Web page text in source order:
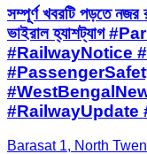
সম্পূর্ণ খবরটি পড়তে
ভাইরাল হ্যাশট্যাগ
#RailwayNotice
#RailwayUpdate
Barasat 1, North